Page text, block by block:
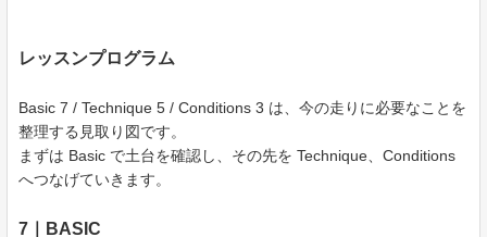
レッスンプログラム
Basic 7 / Technique 5 / Conditions 3 は、今の走りに必要なことを
整理する見取り図です。
まずは Basic で土台を確認し、その先を Technique、Conditions
へつなげていきます。
7｜BASIC